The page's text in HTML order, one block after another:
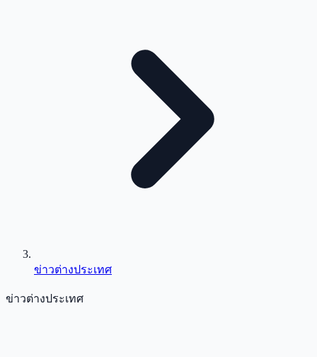
ข่าวต่างประเทศ
ข่าวต่างประเทศ